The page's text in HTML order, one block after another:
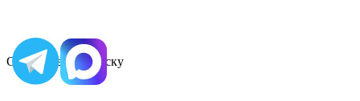
Спасибо за подписку